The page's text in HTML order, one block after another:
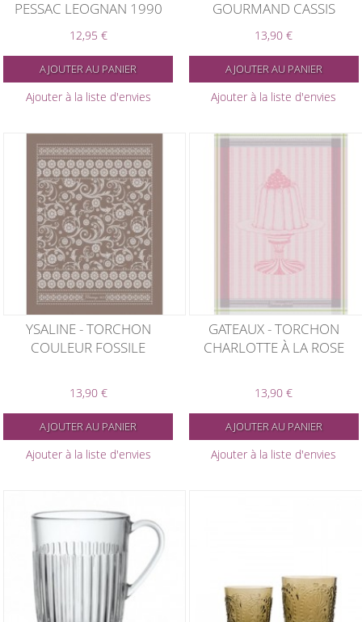
PESSAC LEOGNAN 1990
12,95 €
AJOUTER AU PANIER
Ajouter à la liste d'envies
GOURMAND CASSIS
13,90 €
AJOUTER AU PANIER
Ajouter à la liste d'envies
YSALINE - TORCHON
COULEUR FOSSILE
13,90 €
AJOUTER AU PANIER
Ajouter à la liste d'envies
GATEAUX - TORCHON
CHARLOTTE À LA ROSE
13,90 €
AJOUTER AU PANIER
Ajouter à la liste d'envies